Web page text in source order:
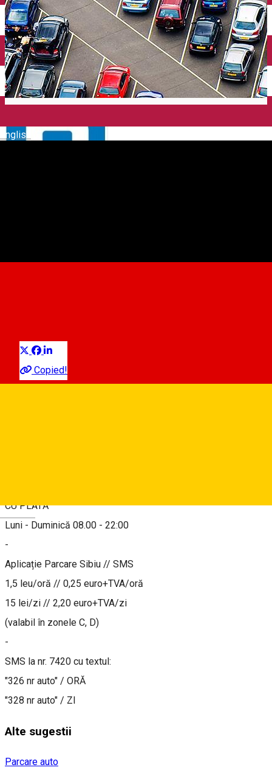
English
(fundătură) - 10 locuri de
Copied!
CU PLATĂ
Luni - Duminică 08.00 - 22:00
-
Aplicație Parcare Sibiu // SMS
1,5 leu/oră // 0,25 euro+TVA/oră
15 lei/zi // 2,20 euro+TVA/zi
(valabil în zonele C, D)
-
SMS la nr. 7420 cu textul:
"326 nr auto" / ORĂ
"328 nr auto" / ZI
Alte sugestii
Parcare auto